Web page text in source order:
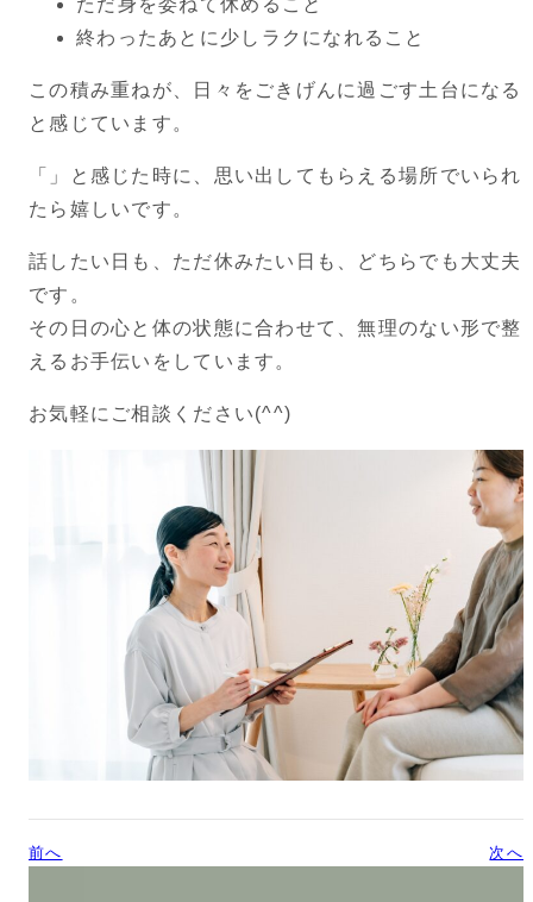
ただ身を委ねて休めること
終わったあとに少しラクになれること
この積み重ねが、日々をごきげんに過ごす土台になる
と感じています。
「」と感じた時に、思い出してもらえる場所でいられ
たら嬉しいです。
話したい日も、ただ休みたい日も、どちらでも大丈夫
です。
その日の心と体の状態に合わせて、無理のない形で整
えるお手伝いをしています。
お気軽にご相談ください(^^)
前へ 次へ